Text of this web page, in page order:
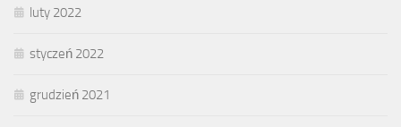
luty 2022
styczeń 2022
grudzień 2021